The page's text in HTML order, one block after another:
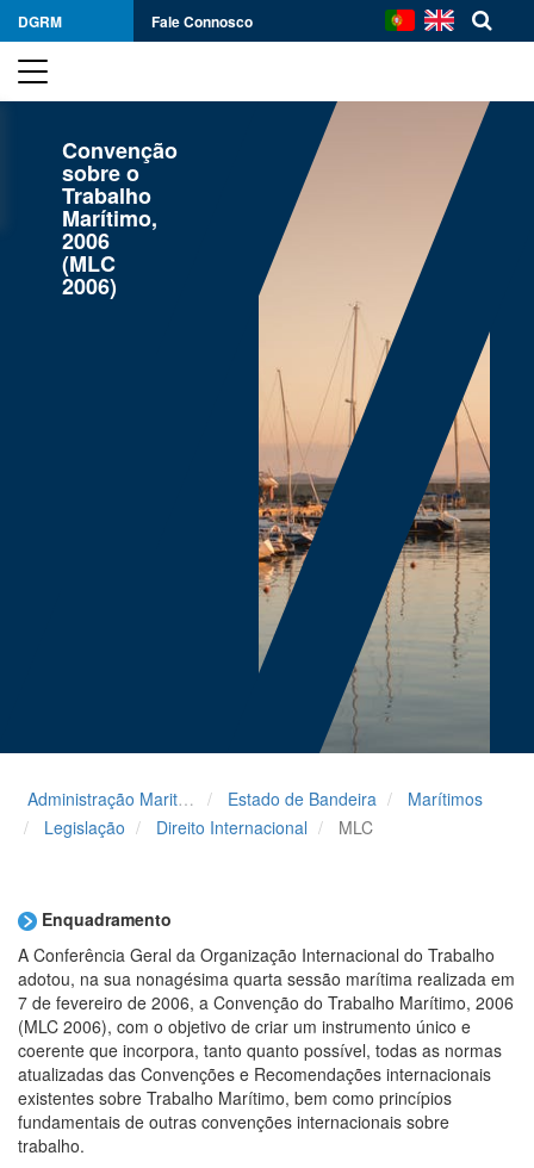
DGRM Fale Connosco
Convenção
sobre o
Trabalho
Marítimo,
2006
(MLC
2006)
Administração Maritima Estado de Bandeira
Marítimos
Legislação
Direito Internacional MLC
Enquadramento
A Conferência Geral da Organização Internacional do Trabalho
adotou, na sua nonagésima quarta sessão marítima realizada em
7 de fevereiro de 2006, a Convenção do Trabalho Marítimo, 2006
(MLC 2006), com o objetivo de criar um instrumento único e
coerente que incorpora, tanto quanto possível, todas as normas
atualizadas das Convenções e Recomendações internacionais
existentes sobre Trabalho Marítimo, bem como princípios
fundamentais de outras convenções internacionais sobre
trabalho.